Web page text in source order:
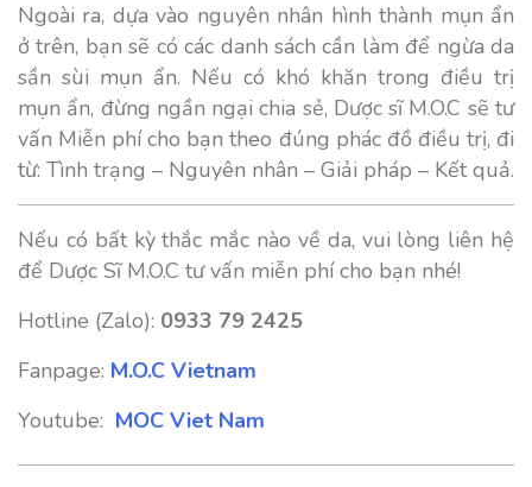
Ngoài ra, dựa vào nguyên nhân hình thành mụn ẩn
ở trên, bạn sẽ có các danh sách cần làm để ngừa da
sần sùi mụn ẩn. Nếu có khó khăn trong điều trị
mụn ẩn, đừng ngần ngại chia sẻ, Dược sĩ M.O.C sẽ tư
vấn Miễn phí cho bạn theo đúng phác đồ điều trị, đi
từ: Tình trạng – Nguyên nhân – Giải pháp – Kết quả.
Nếu có bất kỳ thắc mắc nào về da, vui lòng liên hệ
để Dược Sĩ M.O.C tư vấn miễn phí cho bạn nhé!
Hotline (Zalo): 0933 79 2425
Fanpage: M.O.C Vietnam
Youtube: MOC Viet Nam